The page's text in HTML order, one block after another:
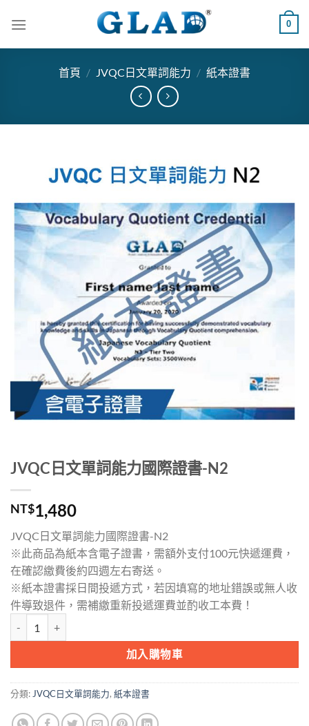
0
首頁 / JVQC日文單詞能力 / 紙本證書
JVQC日文單詞能力國際證書-N2
NT$1,480
JVQC日文單詞能力國際證書-N2
※此商品為紙本含電子證書，需額外支付100元快遞運費，
在確認繳費後約四週左右寄送。
※紙本證書採日間投遞方式，若因填寫的地址錯誤或無人收
件導致退件，需補繳重新投遞運費並酌收工本費！
加入購物車
分類: JVQC日文單詞能力, 紙本證書